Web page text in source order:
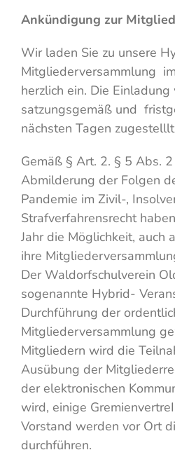
Ankündigung zur
Wir laden Sie zu unsere
Mitgliederversammlung
herzlich ein. Die
satzungsgemäß und
nächsten Tagen
Gemäß § Art. 2. § 5 Abs.
Abmilderung der Folgen
Pandemie im Zivil-,
Strafverfahrensrecht
Jahr die Möglichkeit, auch
ihre
Der Waldorfschulverein
sogenannte Hybrid-
Durchführung der
Mitgliederversammlung
Mitgliedern wird die
Ausübung der
der elektronischen
wird, einige
Vorstand werden vor Ort
durchführen.